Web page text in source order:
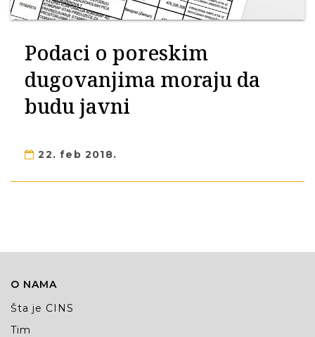
Podaci o poreskim
dugovanjima moraju da
budu javni
22. feb 2018.
O NAMA
Šta je CINS
Tim